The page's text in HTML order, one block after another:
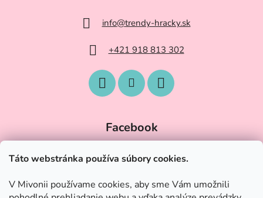
Táto webstránka používa súbory cookies.
V Mivonii používame cookies, aby sme Vám umožnili
info@trendy-hracky.sk
+421 918 813 302
Facebook